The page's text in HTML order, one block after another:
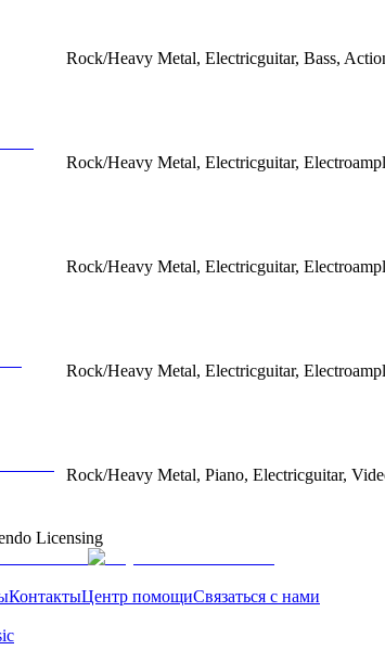
Rock/Heavy Metal, Electricguitar, Bass,
Rock/Heavy Metal, Electricguitar,
Rock/Heavy Metal, Electricguitar,
Rock/Heavy Metal, Electricguitar,
Rock/Heavy Metal, Piano, Electricguitar,
Licensing
КонтактыЦентр помощиСвязаться с нами